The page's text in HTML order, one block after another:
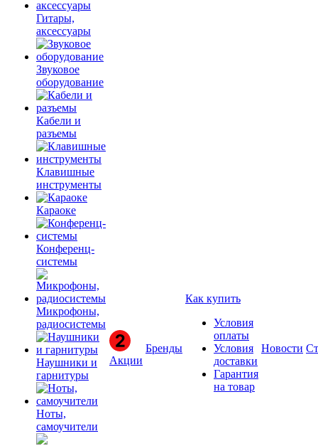
Гитары,
аксессуары
Звуковое
оборудование
Кабели и
разъемы
Клавишные
инструменты
Караоке
Конференц-
системы
Микрофоны,
радиосистемы
Наушники и
гарнитуры
Ноты,
самоучители
Акции
Бренды
Как купить
Условия
оплаты
Условия
доставки
Гарантия
на товар
Новости